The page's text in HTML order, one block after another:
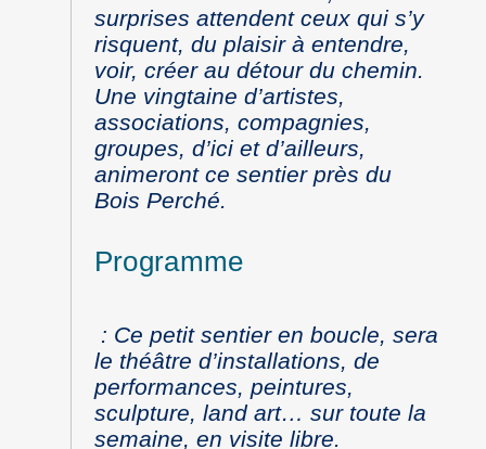
surprises attendent ceux qui s’y
risquent, du plaisir à entendre,
voir, créer au détour du chemin.
Une vingtaine d’artistes,
associations, compagnies,
groupes, d’ici et d’ailleurs,
animeront ce sentier près du
Bois Perché.
Programme
: Ce petit sentier en boucle, sera
le théâtre d’installations, de
performances, peintures,
sculpture, land art… sur toute la
semaine, en visite libre.